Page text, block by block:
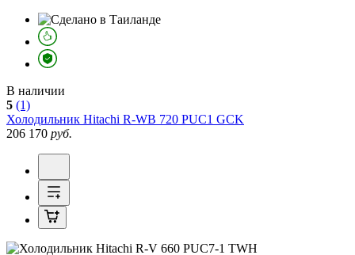
В наличии
5 (1)
Холодильник Hitachi R-WB 720 PUC1 GCK
206 170 руб.